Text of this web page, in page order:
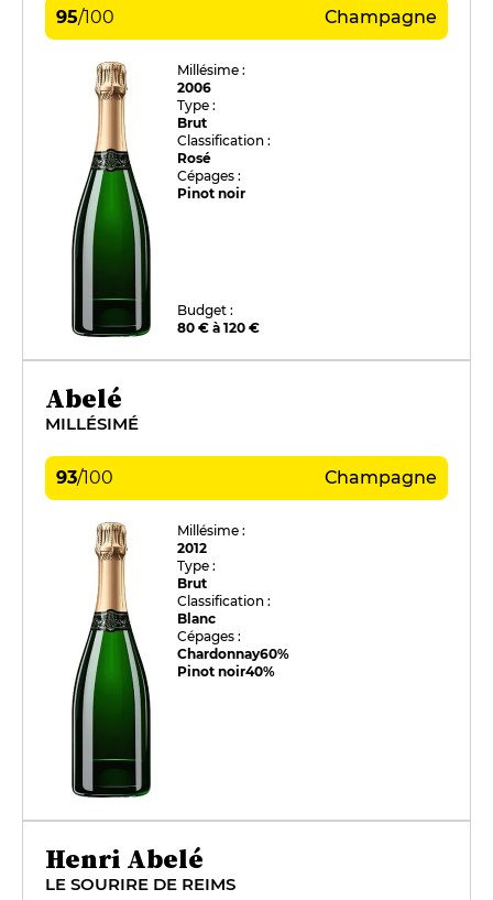
95/100 Champagne
Millésime :
2006
Type :
Brut
Classification :
Rosé
Cépages :
Pinot noir
Budget :
80 € à 120 €
Abelé
MILLÉSIMÉ
93/100 Champagne
Millésime :
2012
Type :
Brut
Classification :
Blanc
Cépages :
Chardonnay60%
Pinot noir40%
Henri Abelé
LE SOURIRE DE REIMS